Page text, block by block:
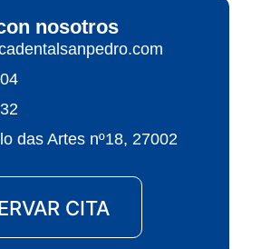
nosotros
das Artes nº18, 27002
CITA